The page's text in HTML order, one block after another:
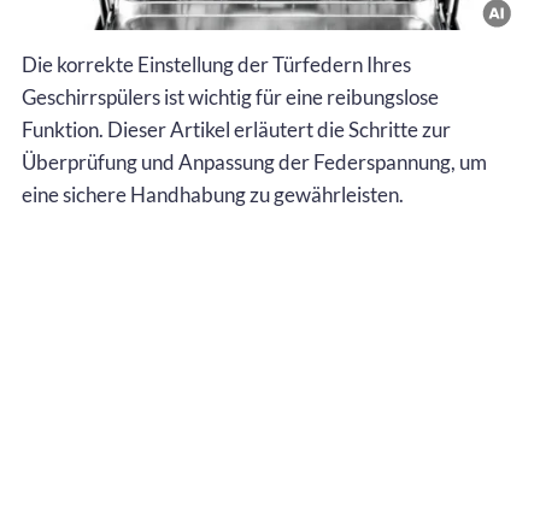
Die korrekte Einstellung der Türfedern Ihres
Geschirrspülers ist wichtig für eine reibungslose
Funktion. Dieser Artikel erläutert die Schritte zur
Überprüfung und Anpassung der Federspannung, um
eine sichere Handhabung zu gewährleisten.